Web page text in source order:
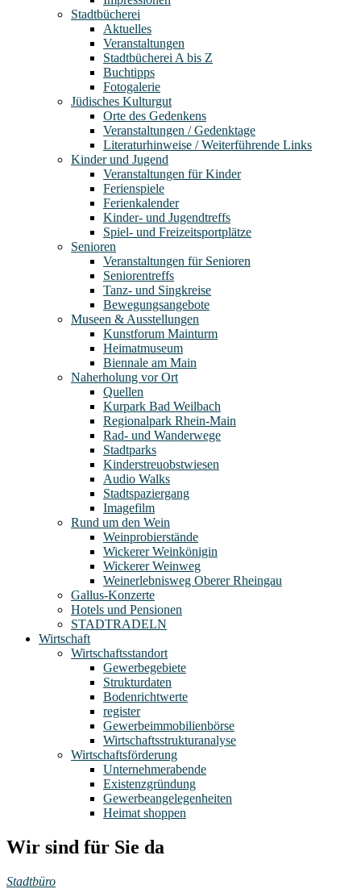
Stadtbücherei
Aktuelles
Veranstaltungen
Stadtbücherei A bis Z
Buchtipps
Fotogalerie
Jüdisches Kulturgut
Orte des Gedenkens
Veranstaltungen / Gedenktage
Literaturhinweise / Weiterführende Links
Kinder und Jugend
Veranstaltungen für Kinder
Ferienspiele
Ferienkalender
Kinder- und Jugendtreffs
Spiel- und Freizeitsportplätze
Senioren
Veranstaltungen für Senioren
Seniorentreffs
Tanz- und Singkreise
Bewegungsangebote
Museen & Ausstellungen
Kunstforum Mainturm
Heimatmuseum
Biennale am Main
Naherholung vor Ort
Quellen
Kurpark Bad Weilbach
Regionalpark Rhein-Main
Rad- und Wanderwege
Stadtparks
Kinderstreuobstwiesen
Audio Walks
Stadtspaziergang
Imagefilm
Rund um den Wein
Weinprobierstände
Wickerer Weinkönigin
Wickerer Weinweg
Weinerlebnisweg Oberer Rheingau
Gallus-Konzerte
Hotels und Pensionen
STADTRADELN
Wirtschaft
Wirtschaftsstandort
Gewerbegebiete
Strukturdaten
Bodenrichtwerte
register
Gewerbeimmobilienbörse
Wirtschaftsstrukturanalyse
Wirtschaftsförderung
Unternehmerabende
Existenzgründung
Gewerbeangelegenheiten
Heimat shoppen
Wir sind für Sie da
Stadtbüro